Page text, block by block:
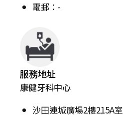
電郵：-
服務地址
康健牙科中心
沙田連城廣場2樓215A室